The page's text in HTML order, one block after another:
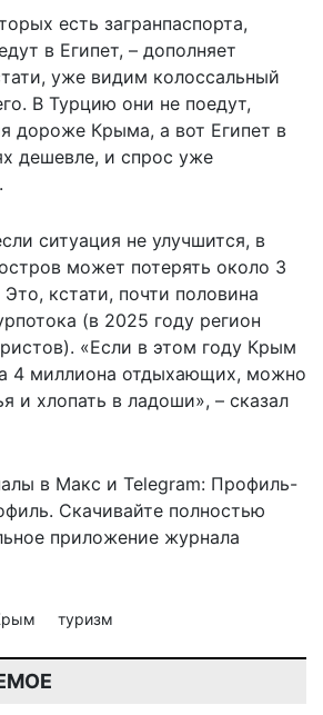
есть загранпаспорта,
в Египет, – дополняет
уже видим колоссальный
В Турцию они не поедут,
дороже Крыма, а вот Египет в
дешевле, и спрос уже
ситуация не улучшится, в
может потерять около 3
кстати, почти половина
(в 2025 году регион
«Если в этом году Крым
4 миллиона отдыхающих, можно
и хлопать в ладоши», – сказал
в Макс и Telegram: Профиль-
. Скачивайте полностью
приложение журнала
туризм